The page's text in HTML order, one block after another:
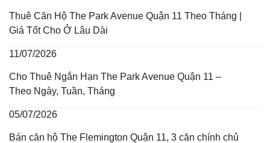
Thuê Căn Hộ The Park Avenue Quận 11 Theo Tháng |
Giá Tốt Cho Ở Lâu Dài
11/07/2026
Cho Thuê Ngắn Hạn The Park Avenue Quận 11 –
Theo Ngày, Tuần, Tháng
05/07/2026
Bán căn hộ The Flemington Quận 11, 3 căn chính chủ